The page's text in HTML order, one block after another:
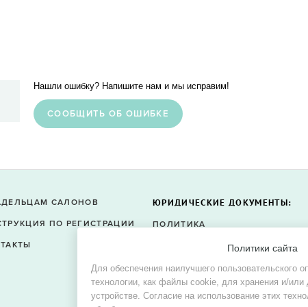
Нашли ошибку? Напишите нам и мы исправим!
CООБЩИТЬ ОБ ОШИБКЕ
Политики сайта
Для обеспечения наилучшего пользовательского
технологии, как файлы cookie, для хранения и/
устройстве. Согласие на использование этих
САЛОНОВ
ПО РЕГИСТРАЦИИ
ЮРИДИЧЕСКИЕ ДОКУМЕНТЫ:
ПОЛИТИКА
СОГЛАСИЕ НА ОБРАБОТКУ
ПЕРСОНАЛЬНЫХ ДАННЫХ